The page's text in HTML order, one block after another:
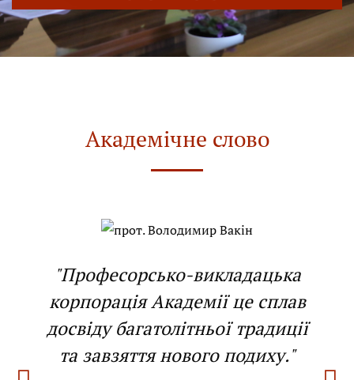
Академічне слово
"Професорсько-викладацька
корпорація Академії це сплав
досвіду багатолітньої традиції
та завзяття нового подиху."